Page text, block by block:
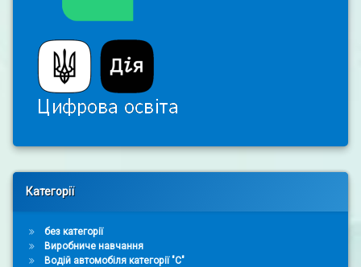
Right Sidebar
Категорії
без категорії
Виробниче навчання
Водій автомобіля категорії "С"